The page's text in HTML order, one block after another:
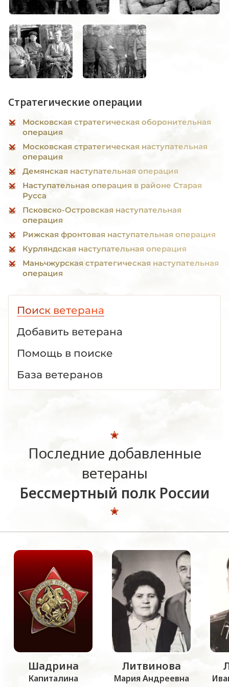
Стратегические операции
Московская стратегическая оборонительная
операция
Московская стратегическая наступательная
операция
Демянская наступательная операция
Наступательная операция в районе Старая
Русса
Псковско-Островская наступательная
операция
Рижская фронтовая наступательная операция
Курляндская наступательная операция
Маньчжурская стратегическая наступательная
операция
Поиск ветерана
Добавить ветерана
Помощь в поиске
База ветеранов
Последние добавленные
ветераны
Бессмертный полк России
Шадрина
Капиталина
Литвинова
Мария Андреевна